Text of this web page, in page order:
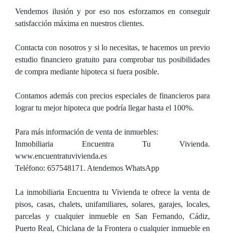
Vendemos ilusión y por eso nos esforzamos en conseguir
satisfacción máxima en nuestros clientes.
Contacta con nosotros y si lo necesitas, te hacemos un previo
estudio financiero gratuito para comprobar tus posibilidades
de compra mediante hipoteca si fuera posible.
Contamos además con precios especiales de financieros para
lograr tu mejor hipoteca que podría llegar hasta el 100%.
Para más información de venta de inmuebles:
Inmobiliaria Encuentra Tu Vivienda.
www.encuentratuvivienda.es
Teléfono: 657548171. Atendemos WhatsApp
La inmobiliaria Encuentra tu Vivienda te ofrece la venta de
pisos, casas, chalets, unifamiliares, solares, garajes, locales,
parcelas y cualquier inmueble en San Fernando, Cádiz,
Puerto Real, Chiclana de la Frontera o cualquier inmueble en